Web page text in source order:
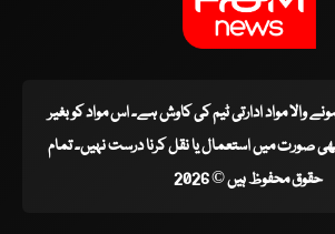
والا مواد ادارتی ٹیم کی کاوش ہے۔ اس مواد کو بغیر
صورت میں استعمال یا نقل کرنا درست نہیں۔ تمام
حقوق محفوظ ہیں © 2026